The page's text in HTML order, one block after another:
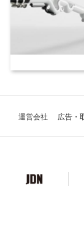
運営会社 広告・